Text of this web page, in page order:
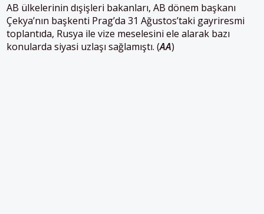
AB ülkelerinin dışişleri bakanları, AB dönem başkanı
Çekya’nın başkenti Prag’da 31 Ağustos’taki gayriresmi
toplantıda, Rusya ile vize meselesini ele alarak bazı
konularda siyasi uzlaşı sağlamıştı. (AA)